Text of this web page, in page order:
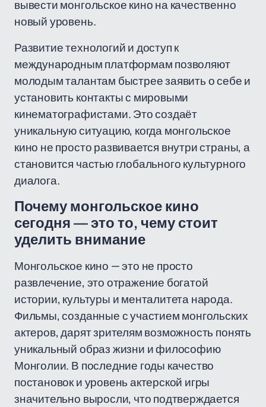
вывести монгольское кино на качественно
новый уровень.
Развитие технологий и доступ к
международным платформам позволяют
молодым талантам быстрее заявить о себе и
установить контакты с мировыми
кинематографистами. Это создаёт
уникальную ситуацию, когда монгольское
кино не просто развивается внутри страны, а
становится частью глобального культурного
диалога.
Почему монгольское кино
сегодня — это то, чему стоит
уделить внимание
Монгольское кино — это не просто
развлечение, это отражение богатой
истории, культуры и менталитета народа.
Фильмы, созданные с участием монгольских
актеров, дарят зрителям возможность понять
уникальный образ жизни и философию
Монголии. В последние годы качество
постановок и уровень актерской игры
значительно выросли, что подтверждается